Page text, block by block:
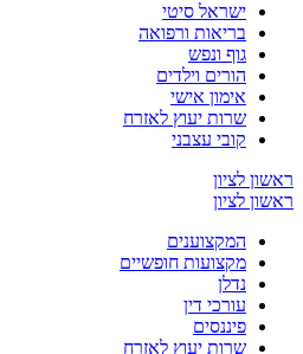
ישראל סיטי
בריאות ורפואה
גוף ונפש
הורים וילדים
אימון אישי
שרות יעוץ לאזרח
קובי עצבני
לציון
לציון
המקצוענים
מקצועות חופשיים
עורכי דין
פיננסים
שרות יעוץ לאזרח